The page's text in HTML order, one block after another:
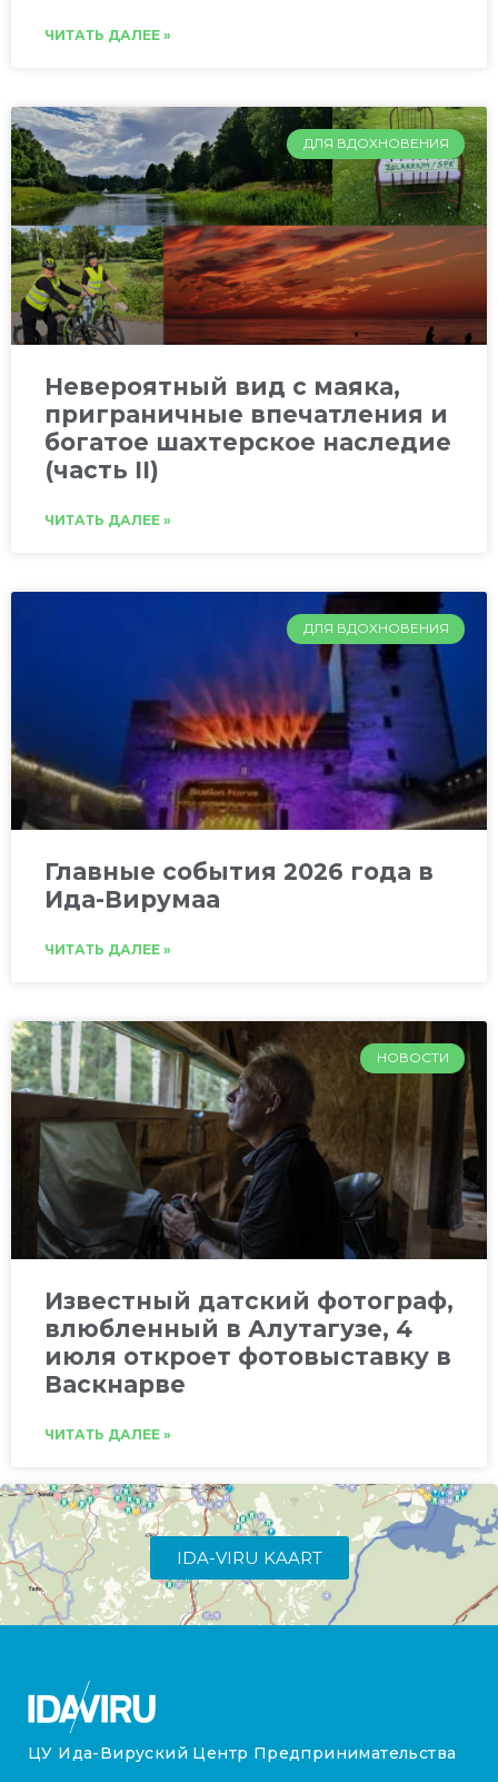
ЧИТАТЬ ДАЛЕЕ »
ДЛЯ ВДОХНОВЕНИЯ
Невероятный вид с маяка,
приграничные впечатления и
богатое шахтерское наследие
(часть II)
ЧИТАТЬ ДАЛЕЕ »
ДЛЯ ВДОХНОВЕНИЯ
Главные события 2026 года в
Ида-Вирумаа
ЧИТАТЬ ДАЛЕЕ »
НОВОСТИ
Известный датский фотограф,
влюбленный в Алутагузе, 4
июля откроет фотовыставку в
Васкнарве
ЧИТАТЬ ДАЛЕЕ »
IDA-VIRU KAART
ЦУ Ида-Вируский Центр Предпринимательства